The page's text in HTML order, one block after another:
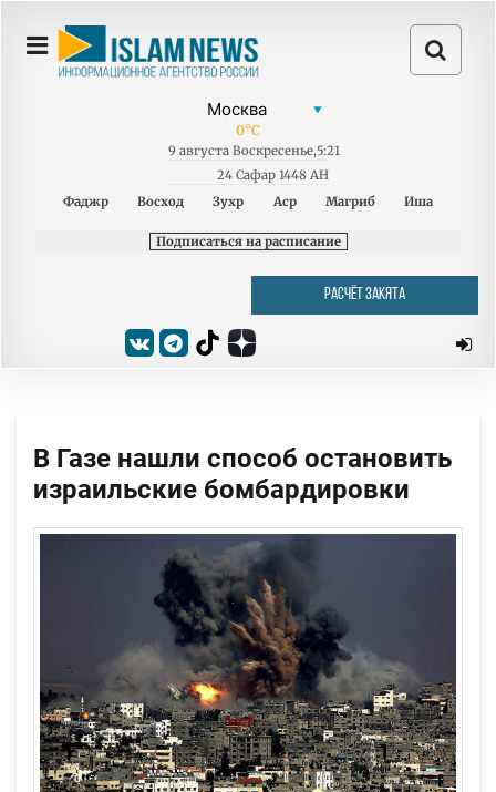
0°C
9 августа Воскресенье,5:21
24 Сафар 1448 AH
Фаджр
Восход Зухр Аср Магриб Иша
Подписаться на расписание
РАСЧЁТ ЗАКЯТА
В Газе нашли способ остановить
израильские бомбардировки